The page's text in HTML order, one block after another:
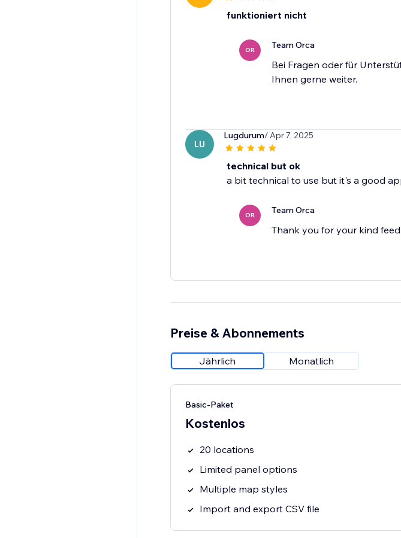
funktioniert nicht
OR Team Orca
Bei Fragen oder für
Ihnen gerne weiter.
LU
Lugdurum/ Apr 7, 2025
technical but ok
a bit technical to use but it's a good
OR Team Orca
Thank you for your kind
Preise & Abonnements
Jährlich Monatlich
Basic-Paket
Kostenlos
20 locations
Limited panel options
Multiple map styles
Import and export CSV file